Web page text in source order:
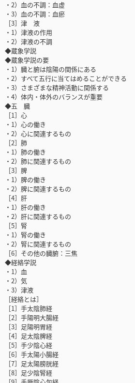
・2）血の不調：血虚
・3）血の不調：血瘀
［3］津 液
・1）津液の作用
・2）津液の不調
◆蔵象学説
◆蔵象学説の要
・1）臓と腑は陰陽の関係にある
・2）すべて五行に当てはめることができる
・3）さまざまな精神活動に関係する
・4）体内・体外のバランスが重要
◆五 臓
［1］心
・1）心の働き
・2）心に関連するもの
［2］肺
・1）肺の働き
・2）肺に関連するもの
［3］脾
・1）脾の働き
・2）脾に関連するもの
［4］肝
・1）肝の働き
・2）肝に関連するもの
［5］腎
・1）腎の働き
・2）腎に関連するもの
［6］その他の臓腑：三焦
◆経絡学説
・1）血
・2）気
・3）津液
［経絡とは］
［1］手太陰肺経
［2］手陽明大腸経
［3］足陽明胃経
［4］足太陰脾経
［5］手少陰心経
［6］手太陽小腸経
［7］足太陽膀胱経
［8］足少陰腎経